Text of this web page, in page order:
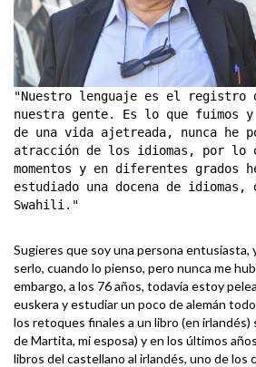
"Nuestro lenguaje es el
nuestra gente. Es lo que fuimos
de una vida ajetreada, nunca
atracción de los idiomas, por lo
momentos y en diferentes grados
estudiado una docena de idiomas,
Swahili."
Sugieres que soy una persona entusiasta,
serlo, cuando lo pienso, pero nunca me
embargo, a los 76 años, todavía estoy
euskera y estudiar un poco de alemán
los retoques finales a un libro (en irlandés)
de Martita, mi esposa) y en los últimos
libros del castellano al irlandés, uno de los